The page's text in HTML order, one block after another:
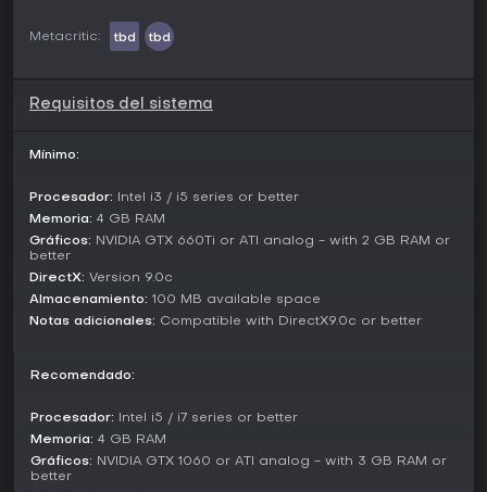
Metacritic: tbd tbd
Requisitos del sistema
Mínimo:
Procesador: Intel i3 / i5 series or better
Memoria: 4 GB RAM
Gráficos: NVIDIA GTX 660Ti or ATI analog - with 2 GB RAM or
better
DirectX: Version 9.0c
Almacenamiento: 100 MB available space
Notas adicionales: Compatible with DirectX9.0c or better
Recomendado:
Procesador: Intel i5 / i7 series or better
Memoria: 4 GB RAM
Gráficos: NVIDIA GTX 1060 or ATI analog - with 3 GB RAM or
better